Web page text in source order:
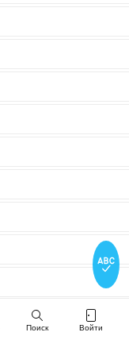
Поиск Войти